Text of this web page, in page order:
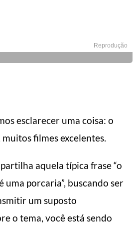
Reprodução
esclarecer uma coisa: o
filmes excelentes.
aquela típica frase “o
uma porcaria”, buscando ser
um suposto
o tema, você está sendo